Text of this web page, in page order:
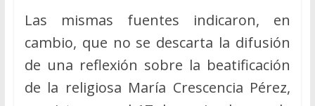
Las mismas fuentes indicaron, en
cambio, que no se descarta la difusión
de una reflexión sobre la beatificación
de la religiosa María Crescencia Pérez,